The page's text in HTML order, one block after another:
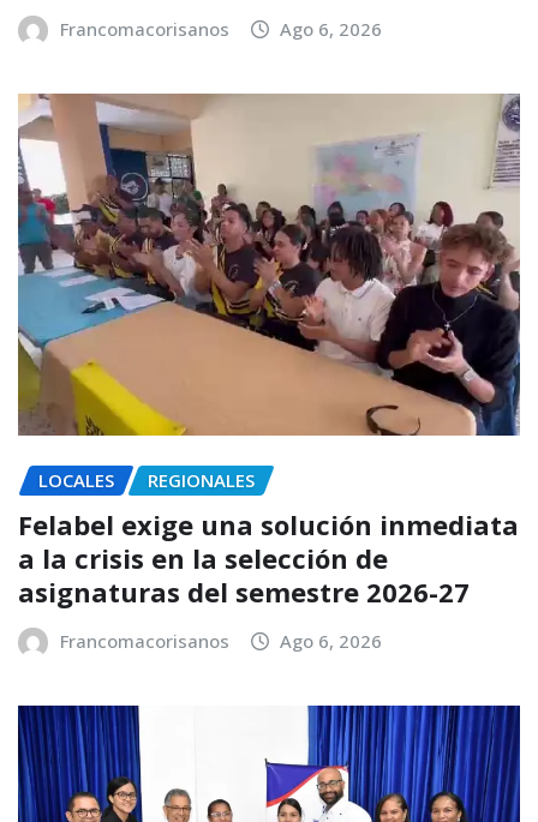
Francomacorisanos Ago 6, 2026
LOCALES REGIONALES
Felabel exige una solución inmediata
a la crisis en la selección de
asignaturas del semestre 2026-27
Francomacorisanos Ago 6, 2026